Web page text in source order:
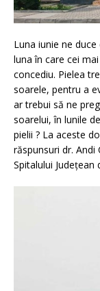
Luna iunie ne
luna în care cei
concediu. Pielea
soarele, pentru a
ar trebui să ne
soarelui, în lunile
pielii ? La aceste
răspunsuri dr.
Spitalului Județean